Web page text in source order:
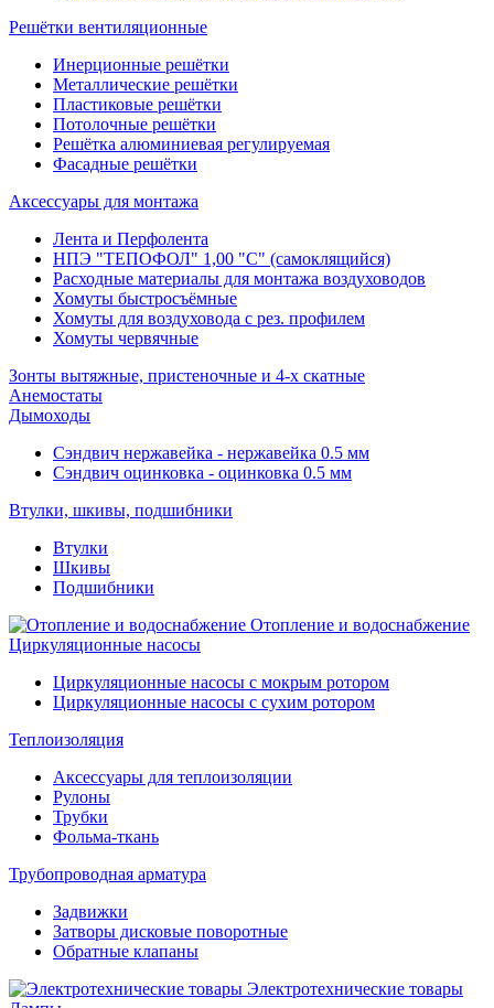
Решётки вентиляционные
Инерционные решётки
Металлические решётки
Пластиковые решётки
Потолочные решётки
Решётка алюминиевая регулируемая
Фасадные решётки
Аксессуары для монтажа
Лента и Перфолента
НПЭ "ТЕПОФОЛ" 1,00 "С" (самоклящийся)
Расходные материалы для монтажа воздуховодов
Хомуты быстросъёмные
Хомуты для воздуховода с рез. профилем
Хомуты червячные
Зонты вытяжные, пристеночные и 4-х скатные
Анемостаты
Дымоходы
Сэндвич нержавейка - нержавейка 0.5 мм
Сэндвич оцинковка - оцинковка 0.5 мм
Втулки, шкивы, подшибники
Втулки
Шкивы
Подшибники
Отопление и водоснабжение
Циркуляционные насосы
Циркуляционные насосы с мокрым ротором
Циркуляционные насосы с сухим ротором
Теплоизоляция
Аксессуары для теплоизоляции
Рулоны
Трубки
Фольма-ткань
Трубопроводная арматура
Задвижки
Затворы дисковые поворотные
Обратные клапаны
Электротехнические товары